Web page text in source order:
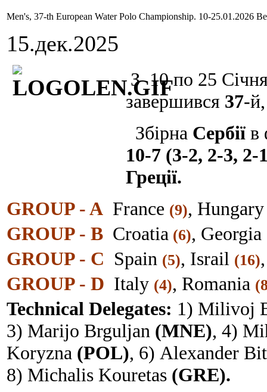
Men's, 37-th European Water Polo Championship. 10-25.01.2026
15.дек.2025
З 10 по 25
завершився 37-
Збірна Сербії в
10-7 (3-2, 2-3, 2-
Греції.
GROUP - A France (9),
GROUP - B Croatia (6), Georgia
GROUP - C Spain (5), Israil (16)
GROUP - D Italy (4), Romania
Technical Delegates: 1) Milivoj
3) Marijo Brguljan (MNE), 4)
Koryzna (POL), 6) Alexander
8) Michalis Kouretas (GRE).